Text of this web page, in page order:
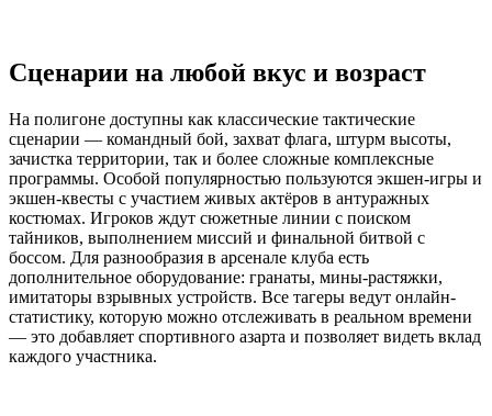
Сценарии на любой вкус и возраст
На полигоне доступны как классические тактические
сценарии — командный бой, захват флага, штурм высоты,
зачистка территории, так и более сложные комплексные
программы. Особой популярностью пользуются экшен-игры и
экшен-квесты с участием живых актёров в антуражных
костюмах. Игроков ждут сюжетные линии с поиском
тайников, выполнением миссий и финальной битвой с
боссом. Для разнообразия в арсенале клуба есть
дополнительное оборудование: гранаты, мины-растяжки,
имитаторы взрывных устройств. Все тагеры ведут онлайн-
статистику, которую можно отслеживать в реальном времени
— это добавляет спортивного азарта и позволяет видеть вклад
каждого участника.